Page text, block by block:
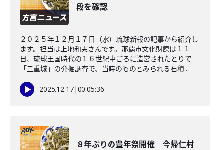
段を確認
２０２５年１２月１７日（水）琉球新報の記事から紹介し
ます。担当は上地和夫さんです。那覇市文化財課は１１
日、琉球王国時代の１６世紀中ごろに造営されたとりで
「三重城」の発掘調査で、当時のものとみられる石積...
2025.12.17|00:05:36
８年ぶりの豊年祭開催 今帰仁村